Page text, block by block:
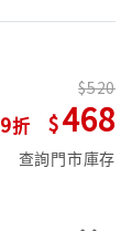
9
520
468
查詢門市庫存